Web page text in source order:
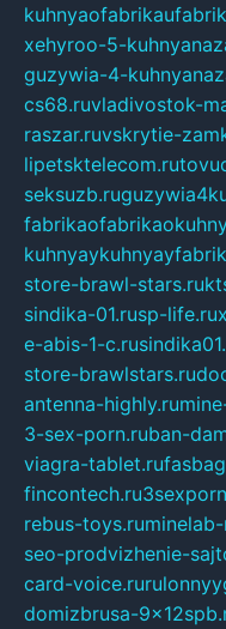
xehyroo-5-
guzywia-4-
cs68.ruvladivostok-
raszar.ruvskrytie-
lipetsktelecom.ru
seksuzb.ru
store-brawl-stars.ru
sindika-01.rusp-life.ru
e-abis-1-c.ru
store-brawlstars.ru
antenna-highly.ru
3-sex-porn.ruban-
viagra-tablet.ru
fincontech.ru
rebus-toys.ru
seo-prodvizhenie-
card-voice.ru
domizbrusa-